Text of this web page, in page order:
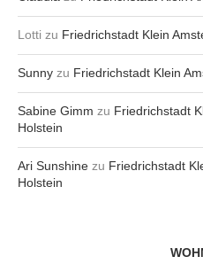
Lotti zu Friedrichstadt Klein
Sunny zu Friedrichstadt Klein
Sabine Gimm zu Friedrichstadt
Holstein
Ari Sunshine zu Friedrichstadt
Holstein